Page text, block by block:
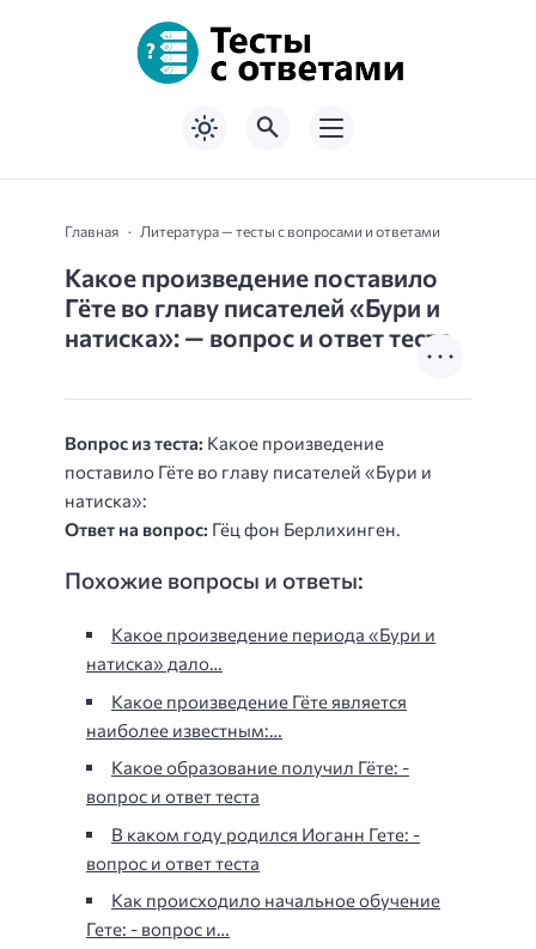
Главная Литература — тесты с вопросами и ответами
Какое произведение поставило
Гёте во главу писателей «Бури и
натиска»: — вопрос и ответ теста
Вопрос из теста: Какое произведение
поставило Гёте во главу писателей «Бури и
натиска»:
Ответ на вопрос: Гёц фон Берлихинген.
Похожие вопросы и ответы:
Какое произведение периода «Бури и
натиска» дало…
Какое произведение Гёте является
наиболее известным:…
Какое образование получил Гёте: -
вопрос и ответ теста
В каком году родился Иоганн Гете: -
вопрос и ответ теста
Как происходило начальное обучение
Гете: - вопрос и…